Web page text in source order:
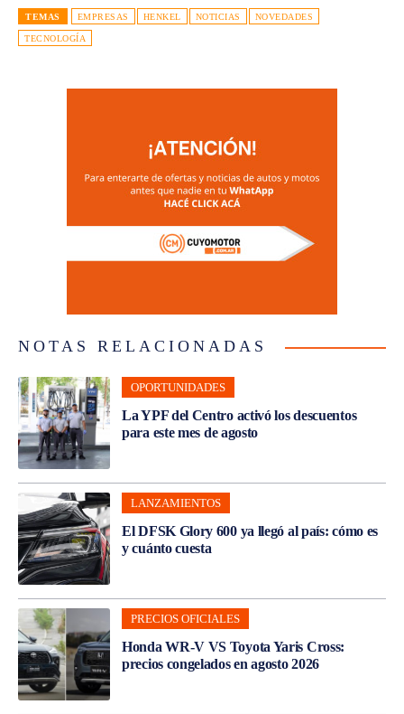
TEMAS EMPRESAS HENKEL NOTICIAS NOVEDADES
TECNOLOGÍA
NOTAS RELACIONADAS
OPORTUNIDADES
La YPF del Centro activó los descuentos
para este mes de agosto
LANZAMIENTOS
El DFSK Glory 600 ya llegó al país: cómo es
y cuánto cuesta
PRECIOS OFICIALES
Honda WR-V VS Toyota Yaris Cross:
precios congelados en agosto 2026